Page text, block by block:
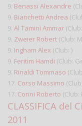
9. Benassi Alexandre
9. Bianchetti Andrea
9. Al Tamini Ammar
9. Zweier Robert (Club:
9. Ingham Alex (Club: )
9. Feritim Hamdi (Club:
9. Rinaldi Tommaso
17. Corso Massimo
17. Corini Roberto
CLASSIFICA del
2011